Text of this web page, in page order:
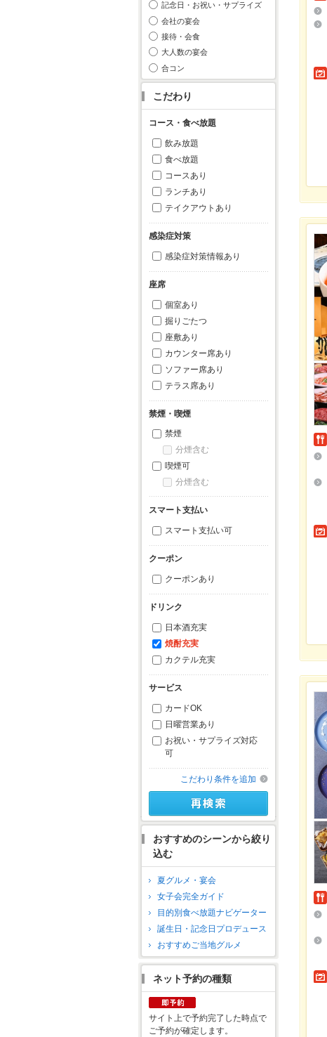
記念日・お祝い・サプライズ
会社の宴会
接待・会食
大人数の宴会
合コン
こだわり
コース・食べ放題
飲み放題
食べ放題
コースあり
ランチあり
テイクアウトあり
感染症対策
感染症対策情報あり
座席
個室あり
掘りごたつ
座敷あり
カウンター席あり
ソファー席あり
テラス席あり
禁煙・喫煙
禁煙
分煙含む
喫煙可
分煙含む
スマート支払い
スマート支払い可
クーポン
クーポンあり
ドリンク
日本酒充実
焼酎充実
カクテル充実
サービス
カードOK
日曜営業あり
お祝い・サプライズ対応
可
こだわり条件を追加
おすすめのシーンから絞り
込む
夏グルメ・宴会
女子会完全ガイド
目的別食べ放題ナビゲーター
誕生日・記念日プロデュース
おすすめご当地グルメ
ネット予約の種類
サイト上で予約完了した時点で
ご予約が確定します。